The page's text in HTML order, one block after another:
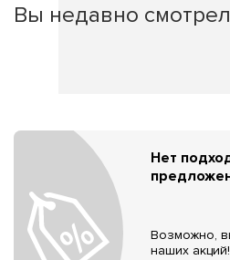
Вы недавно
Нет
Возможно,
наших акций!